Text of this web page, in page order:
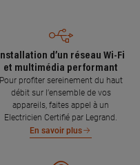
Installation d’un réseau Wi-Fi
et multimédia performant
Pour profiter sereinement du haut
débit sur l’ensemble de vos
appareils, faites appel à un
Electricien Certifié par Legrand.
En savoir plus